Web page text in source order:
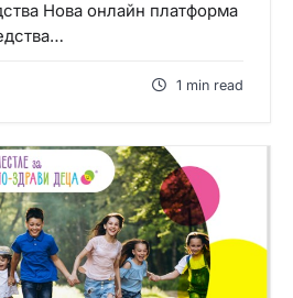
Нова онлайн платформа
1 min read